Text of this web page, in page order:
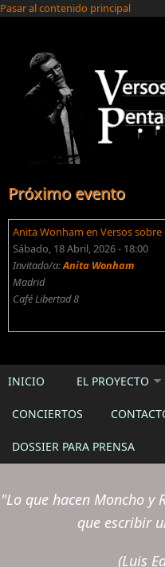
Pasar al contenido principal
Próximo evento
Anita Wonham en Versos
Sábado, 18 Abril, 2026 - 18:00
Invitado/a:Anita Wonham
Madrid
Café Libertad 8
INICIO EL PROYECTO
CONCIERTOS
DOSSIER PARA PRENSA
"Lo que hacen Moncho y
que escribir
(Luis